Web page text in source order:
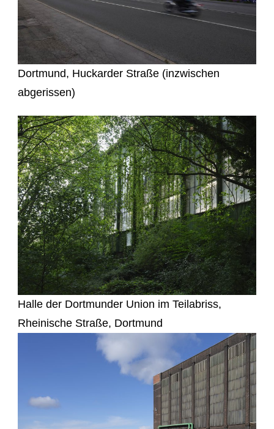
Dortmund, Huckarder Straße (inzwischen
abgerissen)
Halle der Dortmunder Union im Teilabriss,
Rheinische Straße, Dortmund